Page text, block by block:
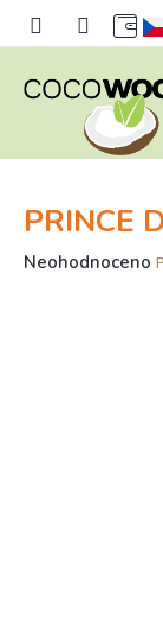
PRINCE
Průměrné
Neohodnoceno